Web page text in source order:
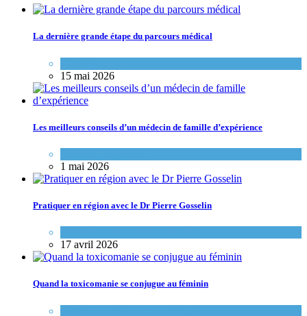
La dernière grande étape du parcours médical
15 mai 2026
Les meilleurs conseils d’un médecin de famille d’expérience
1 mai 2026
Pratiquer en région avec le Dr Pierre Gosselin
17 avril 2026
Quand la toxicomanie se conjugue au féminin